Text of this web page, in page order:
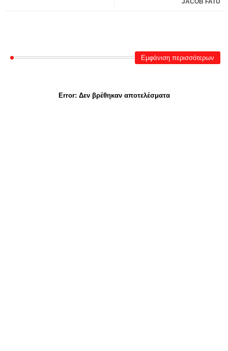
JACOB FATU
Εμφάνιση περισσότερων
Error: Δεν βρέθηκαν αποτελέσματα